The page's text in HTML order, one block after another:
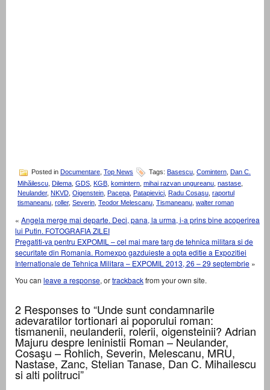
Posted in Documentare Top News Tags: Basescu Comintern
Dan C.
Mihăilescu, Dilema, GDS, KGB, komintern, mihai razvan ungureanu, nastase,
Neulander, NKVD, Oigenstein, Pacepa, Patapievici, Radu Cosaşu, raportul
tismaneanu, roller, Severin, Teodor Melescanu, Tismaneanu, walter roman
« Angela merge mai departe. Deci, pana, la urma, i-a prins bine acoperirea
lui Putin. FOTOGRAFIA ZILEI
Pregatiti-va pentru EXPOMIL – cel mai mare targ de tehnica militara si de
securitate din Romania. Romexpo gazduieste a opta editie a Expozitiei
Internationale de Tehnica Militara – EXPOMIL 2013, 26 – 29 septembrie »
You can leave a response, ortrackbackfrom your own site.
2 Responses to “Unde sunt condamnarile
adevaratilor tortionari ai poporului roman:
tismanenii, neulanderii, rolerii, oigensteinii? Adrian
Majuru despre leninistii Roman – Neulander,
Cosaşu – Rohlich, Severin, Melescanu, MRU,
Nastase, Zanc, Stelian Tanase, Dan C. Mihailescu
si alti politruci”